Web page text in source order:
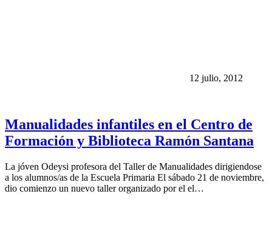
12 julio, 2012
Manualidades infantiles en el Centro de
Formación y Biblioteca Ramón Santana
La jóven Odeysi profesora del Taller de Manualidades dirigiendose
a los alumnos/as de la Escuela Primaria El sábado 21 de noviembre,
dio comienzo un nuevo taller organizado por el el…